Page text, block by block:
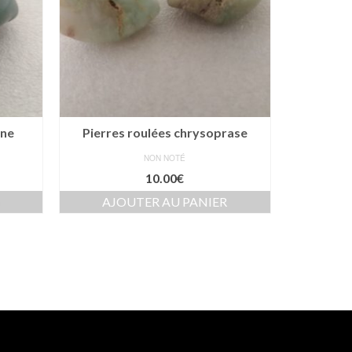
Pierres roulées chrysoprase
NON NOTÉ
10.00€
AJOUTER AU PANIER